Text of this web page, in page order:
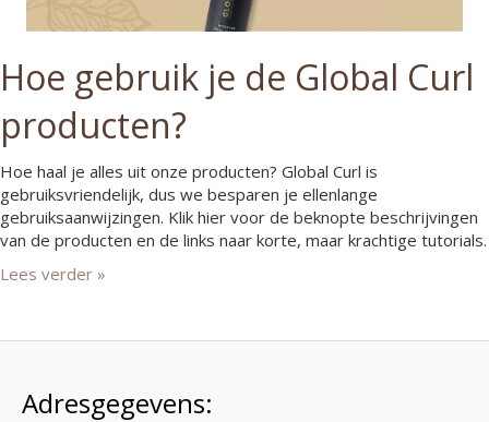
Hoe gebruik je de Global Curl
producten?
Hoe haal je alles uit onze producten? Global Curl is
gebruiksvriendelijk, dus we besparen je ellenlange
gebruiksaanwijzingen. Klik hier voor de beknopte beschrijvingen
van de producten en de links naar korte, maar krachtige tutorials.
Lees verder »
Adresgegevens: